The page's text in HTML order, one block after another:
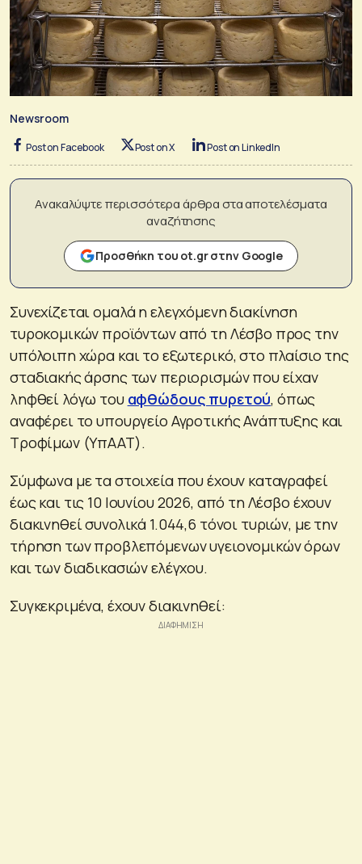
Newsroom
Post on Facebook Post on X Post on LinkedIn
Ανακαλύψτε περισσότερα άρθρα στα αποτελέσματα
αναζήτησης
Προσθήκη του ot.gr στην Google
Συνεχίζεται ομαλά η ελεγχόμενη διακίνηση
τυροκομικών προϊόντων από τη Λέσβο προς την
υπόλοιπη χώρα και το εξωτερικό, στο πλαίσιο της
σταδιακής άρσης των περιορισμών που είχαν
ληφθεί λόγω του αφθώδους πυρετού, όπως
αναφέρει το υπουργείο Αγροτικής Ανάπτυξης και
Τροφίμων (ΥπΑΑΤ).
Σύμφωνα με τα στοιχεία που έχουν καταγραφεί
έως και τις 10 Ιουνίου 2026, από τη Λέσβο έχουν
διακινηθεί συνολικά 1.044,6 τόνοι τυριών, με την
τήρηση των προβλεπόμενων υγειονομικών όρων
και των διαδικασιών ελέγχου.
Συγκεκριμένα, έχουν διακινηθεί: